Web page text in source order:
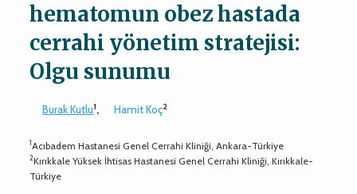
hematomun obez hastada
cerrahi yönetim stratejisi:
Olgu sunumu
Burak Kutlu1, Hamit Koç2
1Acıbadem Hastanesi Genel Cerrahi Kliniği, Ankara-Türkiye
2Kırıkkale Yüksek İhtisas Hastanesi Genel Cerrahi Kliniği, Kırıkkale-
Türkiye